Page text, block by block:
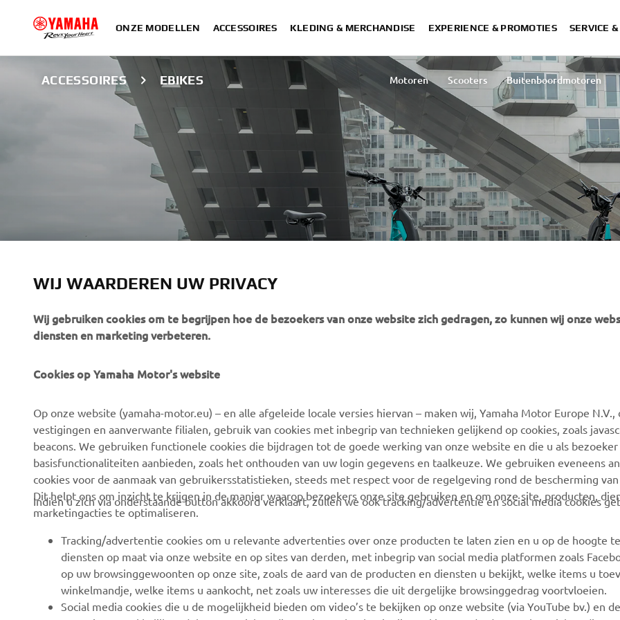
ONZE MODELLEN ACCESSOIRES KLEDING & MERCHANDISE EXPERIENCE & PROMOTIES SERVICE
ACCESSOIRES EBIKES Motoren Scooters Buitenboordmotoren
Lichtgewicht voertuigen
Motoroliën
EBIKE-ACCESSOIRES
CORPORATE
Over ons
Nieuws
Evenementen
Werken bij Yamaha
Dealer worden
Mensenrechtenbeleid
Basisbeleid inzake
duurzaamheid
BUSINESS
eBike-systemen
Autoriteiten
Golfterreinen
Eerstehulpverleners
Rijscholen
Robotics
Partnerschappen
Technische informatie
voor onafhankelijke
MyYamaha
Yamaha Music
Yamaha Racing
Yamaha Motor Global
Webshop Support
Onderdelen Catalogus
Onderhoudsafspraak
maken
Vind een Yamaha-dealer
Afvalbatterijen
WIJ WAARDEREN UW PRIVACY
Wij gebruiken cookies om te begrijpen hoe de bezoekers van onze website zich gedragen, zo kunnen wij onze
diensten en marketing verbeteren.
Cookies op Yamaha Motor's website
Op onze website (yamaha-motor.eu) – en alle afgeleide locale versies hiervan – maken wij, Yamaha Motor Europe N.V.,
vestigingen en aanverwante filialen, gebruik van cookies met inbegrip van technieken gelijkend op cookies, zoals
beacons. We gebruiken functionele cookies die bijdragen tot de goede werking van onze website en die u als bezoeker
basisfunctionaliteiten aanbieden, zoals het onthouden van uw login gegevens en taalkeuze. We gebruiken eveneens
cookies voor de aanmaak van gebruikersstatistieken, steeds met respect voor de regelgeving rond de bescherming
Dit helpt ons om inzicht te krijgen in de manier waarop bezoekers onze site gebruiken en om onze site, producten,
marketingacties te optimaliseren.
Indien u zich via onderstaande button akkoord verklaart, zullen we ook tracking/advertentie en social media cookies
Tracking/advertentie cookies om u relevante advertenties over onze producten te laten zien en u op de hoogte
diensten op maat via onze website en op sites van derden, met inbegrip van social media platformen zoals
op uw browsinggewoonten op onze site, zoals de aard van de producten en diensten u bekijkt, welke items u
winkelmandje, welke items u aankocht, net zoals uw interesses die uit dergelijke browsinggedrag voortvloeien.
Social media cookies die u de mogelijkheid bieden om video’s te bekijken op onze website (via YouTube bv.) en